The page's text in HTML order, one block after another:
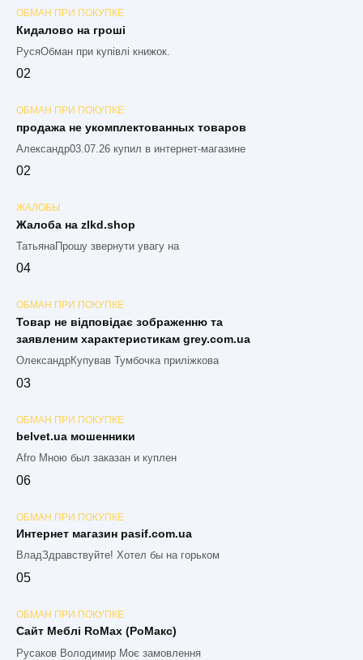
ОБМАН ПРИ ПОКУПКЕ
Кидалово на гроші
РусяОбман при купівлі книжок.
02
ОБМАН ПРИ ПОКУПКЕ
продажа не укомплектованных товаров
Александр03.07.26 купил в интернет-магазине
02
ЖАЛОБЫ
Жалоба на zlkd.shop
ТатьянаПрошу звернути увагу на
04
ОБМАН ПРИ ПОКУПКЕ
Товар не відповідає зображенню та
заявленим характеристикам grey.com.ua
ОлександрКупував Тумбочка приліжкова
03
ОБМАН ПРИ ПОКУПКЕ
belvet.ua мошенники
Afro Мною был заказан и куплен
06
ОБМАН ПРИ ПОКУПКЕ
Интернет магазин pasif.com.ua
ВладЗдравствуйте! Хотел бы на горьком
05
ОБМАН ПРИ ПОКУПКЕ
Сайт Меблі RoMax (РоМакс)
Русаков Володимир Моє замовлення